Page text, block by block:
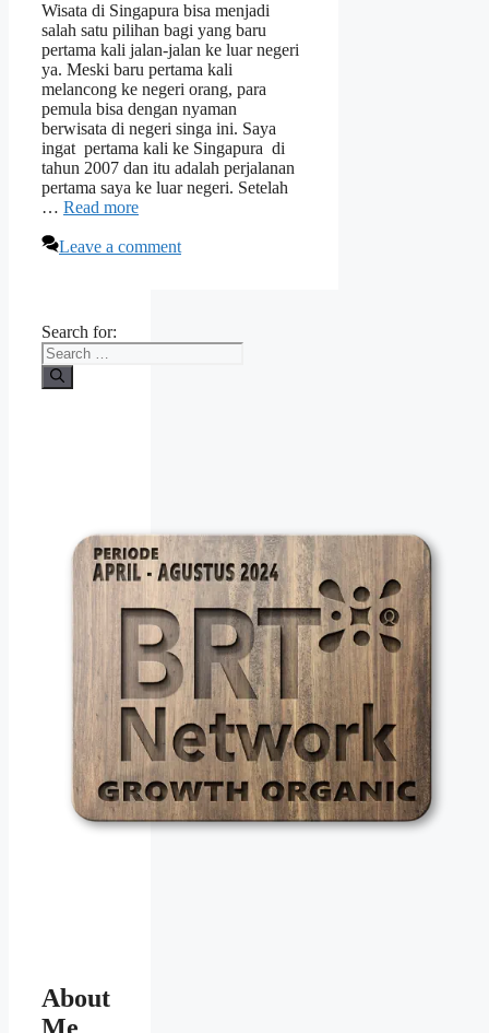
Wisata di Singapura bisa menjadi
salah satu pilihan bagi yang baru
pertama kali jalan-jalan ke luar negeri
ya. Meski baru pertama kali
melancong ke negeri orang, para
pemula bisa dengan nyaman
berwisata di negeri singa ini. Saya
ingat pertama kali ke Singapura di
tahun 2007 dan itu adalah perjalanan
pertama saya ke luar negeri. Setelah
… Read more
Leave a comment
Search for:
About